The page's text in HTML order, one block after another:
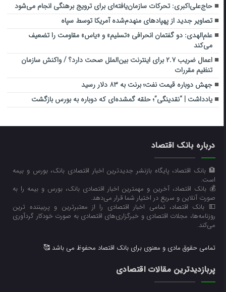
حاج‌علی‌اکبری: تحرکات سازمان‌یافته‌ای برای ترویج برهنگی انجام می‌شود
تصاویر جدید از پهپادهای منهدم‌شده آمریکا توسط سپاه
علم‌الهدی: دو گفتمان انحرافی «تسلیم» و «یاس» مقاومت را تضعیف
می‌کند
اعمال ضریب ۲.۷ برای اینترنت بین‌الملل صحت دارد؟ / واکنش سازمان
تنظیم مقررات
جهش دوباره قیمت نفت؛ برنت به ۸۳ دلار رسید
یادداشت | “نقدینگی”؛ حلقه گمشده‌ای که دوباره به بورس بازگشت
درباره بانک اقتصاد
🏦 بانک اقتصاد، پایگاه بازنشر جدیدترین اخبار اقتصادی بانک، بورس و بیمه
است.
💰 بانک اقتصاد، آخرین و مهمترین اخبار اقتصادی بانک، بورس و بیمه را به
صورت آنلاین و سریع در اختیار شما قرار می‌‌دهد.
💵 بانک اقتصاد، تمامی اخبار اقتصادی را از معتبرترین و پربیننده ترین
روزنامه‌ها، مجلات اقتصادی و خبرگزاری‌های اقتصادی به صورت خودکار گردآوری
می‌کند.
تمامی حقوق مادی و معنوی برای بانک اقتصاد محفوظ می باشد 🥰
پربازدیدترین مقالات اقتصادی